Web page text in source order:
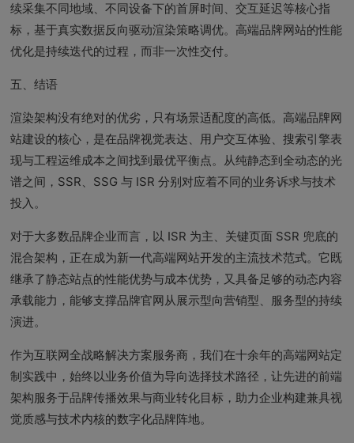
续采集不同地域、不同设备下的首屏时间、交互延迟等核心指
标，基于真实数据反向驱动渲染策略调优。高端品牌网站的性能
优化是持续迭代的过程，而非一次性交付。
五、结语
渲染架构没有绝对的优劣，只有场景适配度的高低。高端品牌网
站建设的核心，是在品牌视觉表达、用户交互体验、搜索引擎表
现与工程运维成本之间找到最优平衡点。从纯静态到全动态的光
谱之间，SSR、SSG 与 ISR 分别对应着不同的业务诉求与技术
投入。
对于大多数品牌企业而言，以 ISR 为主、关键页面 SSR 兜底的
混合架构，正在成为新一代高端网站开发的主流技术范式。它既
继承了静态站点的性能优势与成本优势，又具备足够的动态内容
承载能力，能够支撑品牌官网从展示型向营销型、服务型的持续
演进。
作为互联网全战略解决方案服务商，我们在十余年的高端网站定
制实践中，始终以业务价值为导向选择技术路径，让先进的前端
架构服务于品牌传播效果与商业转化目标，助力企业构建兼具视
觉质感与技术内核的数字化品牌阵地。